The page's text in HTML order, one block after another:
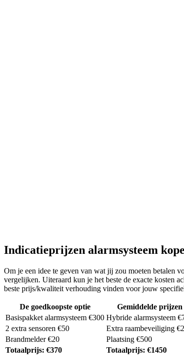
Indicatieprijzen alarmsysteem
Om je een idee te geven van wat jij zou moeten betalen
vergelijken. Uiteraard kun je het beste de exacte kosten
beste prijs/kwaliteit verhouding vinden voor jouw
De goedkoopste optie Gemiddelde prijzen
Basispakket alarmsysteem €300 Hybride alarmsysteem
2 extra sensoren €50
Extra raambeveiliging
Brandmelder €20
Plaatsing €500
Totaalprijs: €370
Totaalprijs: €1450